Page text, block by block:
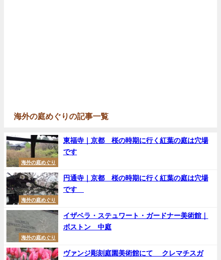
海外の庭めぐりの記事一覧
海外の庭めぐり
東福寺｜京都 桜の時期に行く紅葉の庭は穴場
です
海外の庭めぐり
円通寺｜京都 桜の時期に行く紅葉の庭は穴場
です
海外の庭めぐり
イザベラ・ステュワート・ガードナー美術館｜
ボストン 中庭
ヴァンジ彫刻庭園美術館にて クレマチスガ